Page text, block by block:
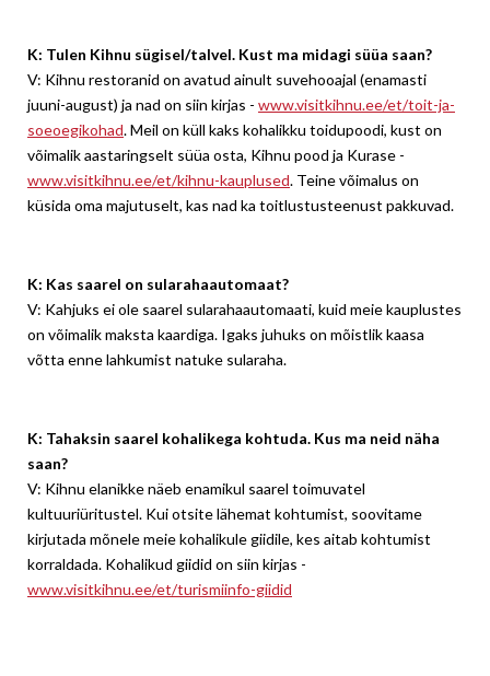
K: Tulen Kihnu sügisel/talvel. Kust ma midagi süüa saan?
V: Kihnu restoranid on avatud ainult suvehooajal (enamasti
juuni-august) ja nad on siin kirjas - www.visitkihnu.ee/et/toit-ja-
soeoegikohad. Meil on küll kaks kohalikku toidupoodi, kust on
võimalik aastaringselt süüa osta, Kihnu pood ja Kurase -
www.visitkihnu.ee/et/kihnu-kauplused. Teine võimalus on
küsida oma majutuselt, kas nad ka toitlustusteenust pakkuvad.
K: Kas saarel on sularahaautomaat?
V: Kahjuks ei ole saarel sularahaautomaati, kuid meie kauplustes
on võimalik maksta kaardiga. Igaks juhuks on mõistlik kaasa
võtta enne lahkumist natuke sularaha.
K: Tahaksin saarel kohalikega kohtuda. Kus ma neid näha
saan?
V: Kihnu elanikke näeb enamikul saarel toimuvatel
kultuuriüritustel. Kui otsite lähemat kohtumist, soovitame
kirjutada mõnele meie kohalikule giidile, kes aitab kohtumist
korraldada. Kohalikud giidid on siin kirjas -
www.visitkihnu.ee/et/turismiinfo-giidid